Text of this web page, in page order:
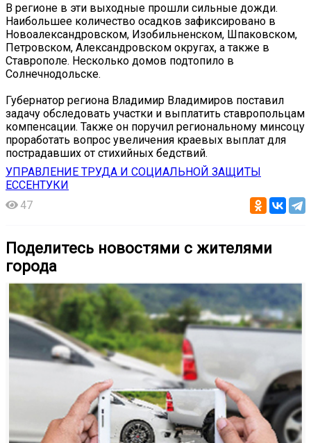
В регионе в эти выходные прошли сильные дожди.
Наибольшее количество осадков зафиксировано в
Новоалександровском, Изобильненском, Шпаковском,
Петровском, Александровском округах, а также в
Ставрополе. Несколько домов подтопило в
Солнечнодольске.
Губернатор региона Владимир Владимиров поставил
задачу обследовать участки и выплатить ставропольцам
компенсации. Также он поручил региональному минсоцу
проработать вопрос увеличения краевых выплат для
пострадавших от стихийных бедствий.
УПРАВЛЕНИЕ ТРУДА И СОЦИАЛЬНОЙ ЗАЩИТЫ
ЕССЕНТУКИ
47
Поделитесь новостями с жителями
города